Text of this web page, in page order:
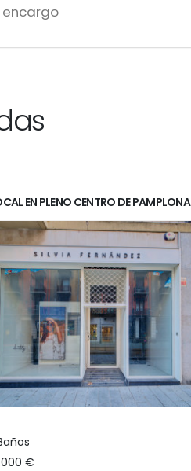
EN PLENO CENTRO DE PAMPLONA
€